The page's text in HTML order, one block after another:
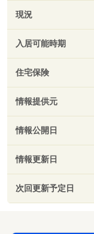
現況
入居可能時期
住宅保険
情報提供元
情報公開日
情報更新日
次回更新予定日